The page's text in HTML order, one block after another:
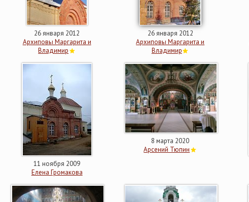
26 января 2012
Архиповы Маргарита и
Владимир
26 января 2012
Архиповы Маргарита и
Владимир
11 ноября 2009
Елена Громакова
8 марта 2020
Арсений Тюпин